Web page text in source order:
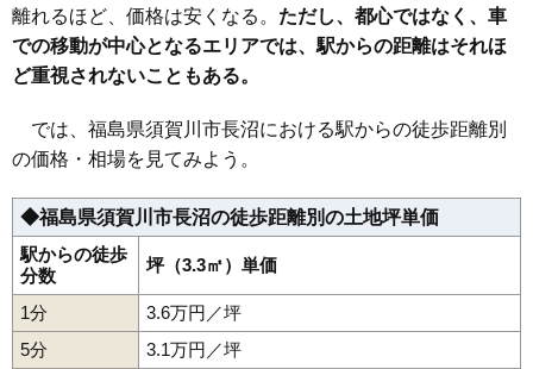
28 向陽町 12万円 852万円 12.7%
29 西川 12万円 1,076万円 12.0%
30 並木町 12万円
32 丸田町
34 東作 11万円 691万円
35
36
37 大黒町
38 館取町 10万円
離れるほど、価格は安くなる。 ただし、都心ではなく、車
での移動が中心となるエリアでは、駅からの距離はそれほ
ど重視されないこともある。
では、福島県須賀川市長沼における駅からの徒歩距離別
の価格・相場を見てみよう。
◆福島県須賀川市長沼の徒歩距離別の土地坪単価
駅からの徒歩
分数
坪（3.3㎡）単価
1分
3.6万円／坪
5分
3.1万円／坪